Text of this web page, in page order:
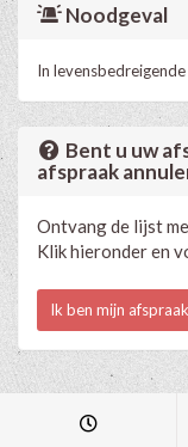
Noodgeval
In
Bent u uw
afspraak
Ontvang de lijst
Klik hieronder en
Ik ben mijn
2015 - 2026 -